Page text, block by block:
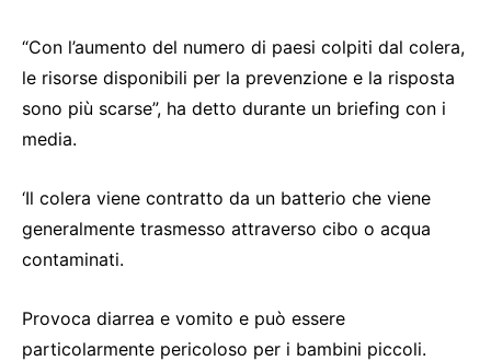
“Con l’aumento del numero di paesi colpiti dal colera,
le risorse disponibili per la prevenzione e la risposta
sono più scarse”, ha detto durante un briefing con i
media.
‘Il colera viene contratto da un batterio che viene
generalmente trasmesso attraverso cibo o acqua
contaminati.
Provoca diarrea e vomito e può essere
particolarmente pericoloso per i bambini piccoli.